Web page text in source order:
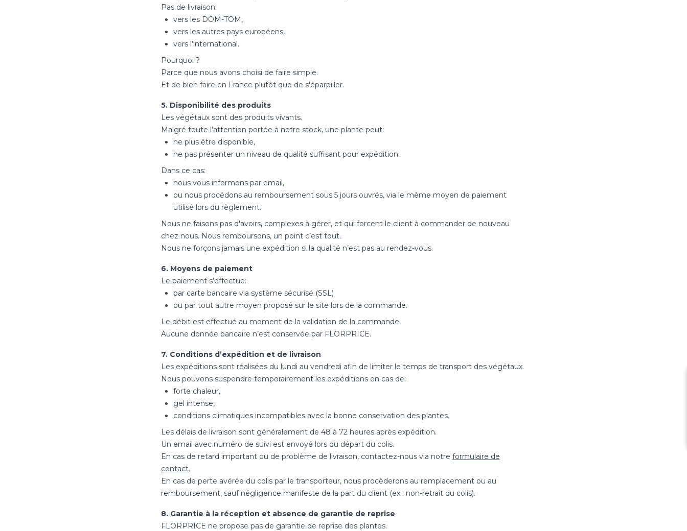
Pas de livraison:
vers les DOM-TOM,
vers les autres pays européens,
vers l’international.
Pourquoi ?
Parce que nous avons choisi de faire simple.
Et de bien faire en France plutôt que de s'éparpiller.
5. Disponibilité des produits
Les végétaux sont des produits vivants.
Malgré toute l’attention portée à notre stock, une plante peut:
ne plus être disponible,
ne pas présenter un niveau de qualité suffisant pour expédition.
Dans ce cas:
nous vous informons par email,
ou nous procédons au remboursement sous 5 jours ouvrés, via le même moyen de paiement
utilisé lors du règlement.
Nous ne faisons pas d'avoirs, complexes à gérer, et qui forcent le client à commander de nouveau
chez nous. Nous remboursons, un point c’est tout.
Nous ne forçons jamais une expédition si la qualité n’est pas au rendez-vous.
6. Moyens de paiement
Le paiement s’effectue:
par carte bancaire via système sécurisé (SSL)
ou par tout autre moyen proposé sur le site lors de la commande.
Le débit est effectué au moment de la validation de la commande.
Aucune donnée bancaire n’est conservée par FLORPRICE.
7. Conditions d’expédition et de livraison
Les expéditions sont réalisées du lundi au vendredi afin de limiter le temps de transport des végétaux.
Nous pouvons suspendre temporairement les expéditions en cas de:
forte chaleur,
gel intense,
conditions climatiques incompatibles avec la bonne conservation des plantes.
Les délais de livraison sont généralement de 48 à 72 heures après expédition.
Un email avec numéro de suivi est envoyé lors du départ du colis.
En cas de retard important ou de problème de livraison, contactez-nous via notre formulaire de
contact.
En cas de perte avérée du colis par le transporteur, nous procèderons au remplacement ou au
remboursement, sauf négligence manifeste de la part du client (ex : non-retrait du colis).
8. Garantie à la réception et absence de garantie de reprise
FLORPRICE ne propose pas de garantie de reprise des plantes.